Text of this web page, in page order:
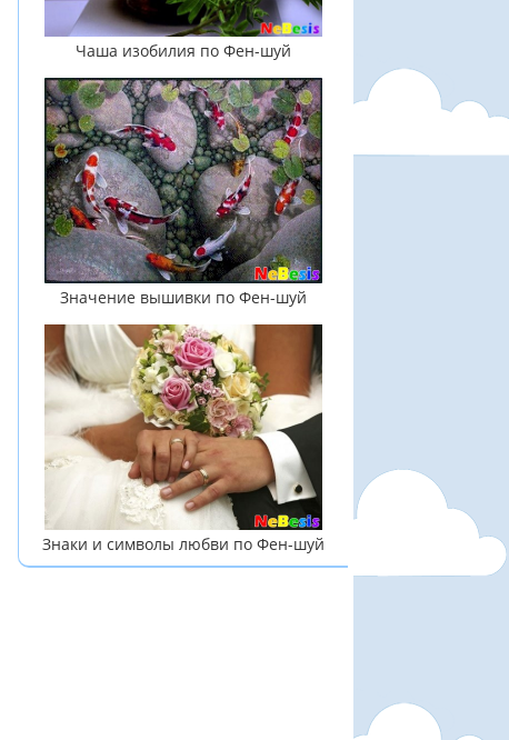
Чаша изобилия по Фен-шуй
Значение вышивки по Фен-шуй
Знаки и символы любви по Фен-шуй